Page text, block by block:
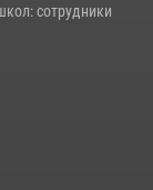
сотрудники